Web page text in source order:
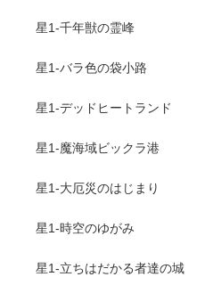
星1-千年獣の霊峰
星1-バラ色の袋小路
星1-デッドヒートランド
星1-魔海域ビックラ港
星1-大厄災のはじまり
星1-時空のゆがみ
星1-立ちはだかる者達の城